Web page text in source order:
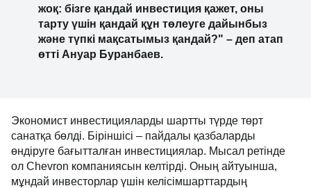
жоқ: бізге қандай инвестиция қажет, оны
тарту үшін қандай құн төлеуге дайынбыз
және түпкі мақсатымыз қандай?" – деп атап
өтті Ануар Буранбаев.
Экономист инвестицияларды шартты түрде төрт
санатқа бөлді. Біріншісі – пайдалы қазбаларды
өндіруге бағытталған инвестициялар. Мысал ретінде
ол Chevron компаниясын келтірді. Оның айтуынша,
мұндай инвесторлар үшін келісімшарттардың